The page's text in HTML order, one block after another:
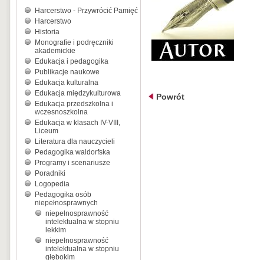
Harcerstwo - Przywrócić Pamięć
Harcerstwo
Historia
Monografie i podręczniki
akademickie
Edukacja i pedagogika
Publikacje naukowe
Edukacja kulturalna
Edukacja międzykulturowa
Edukacja przedszkolna i
wczesnoszkolna
Edukacja w klasach IV-VIII,
Liceum
Literatura dla nauczycieli
Pedagogika waldorfska
Programy i scenariusze
Poradniki
Logopedia
Pedagogika osób
niepełnosprawnych
niepełnosprawność
intelektualna w stopniu
lekkim
niepełnosprawność
intelektualna w stopniu
głębokim
Powrót